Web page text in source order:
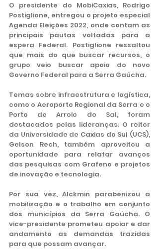
O presidente do MobiCaxias, Rodrigo
Postiglione, entregou o projeto especial
Agenda Eleições 2022, onde contam as
principais pautas voltadas para a
espera Federal. Postiglione ressaltou
que mais do que buscar recursos, o
grupo veio buscar apoio do novo
Governo Federal para a Serra Gaúcha.
Temas sobre infraestrutura e logística,
como o Aeroporto Regional da Serra e o
Porto de Arroio do Sal, foram
destacados pelas lideranças. O reitor
da Universidade de Caxias do Sul (UCS),
Gelson Rech, também aproveitou a
oportunidade para relatar avanços
das pesquisas com Grafeno e projetos
de inovação e tecnologia.
Por sua vez, Alckmin parabenizou a
mobilização e o trabalho em conjunto
dos municípios da Serra Gaúcha. O
vice-presidente prometeu apoiar e dar
andamento as demandas trazidas
para que possam avançar.